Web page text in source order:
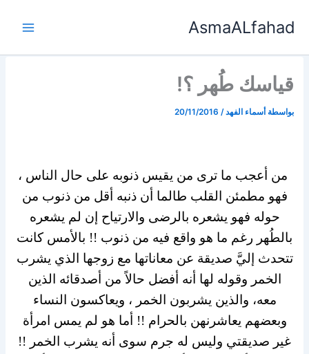
AsmaALfahad
قياسك طُهر ؟!
بواسطة أسماء الفهد/
20/11/2016
من أعجب ما ترى من يقيس ذنوبه على حال الناس ،
فهو مطمئن القلب طالما أن ذنبه أقل من ذنوب من
حوله فهو يشعره بالرضى والارتياح إن لم يشعره
بالطُهر رغم ما هو واقع فيه من ذنوب !! بالأمس كانت
تتحدث إليَّ صديقة عن معاناتها مع زوجها الذي يشرب
الخمر وقوله لها أنه أفضل حالاً من أصدقائه الذين
معه، والذين يشربون الخمر ، ويعاكسون النساء
وبعضهم يعاشرنهن بالحرام !! أما هو لم يمس امرأة
غير صديقتي وليس له جرم سوى أنه يشرب الخمر !!